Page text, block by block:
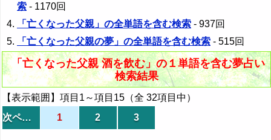
索 - 1170回
「亡くなった父親」の全単語を含む検索 - 937回
「亡くなった父親の夢」の全単語を含む検索 - 515回
「亡くなった父親 酒を飲む」の１単語を含む夢占い
検索結果
【表示範囲】項目1～項目15（全 32項目中）
次ページ
1 2 3